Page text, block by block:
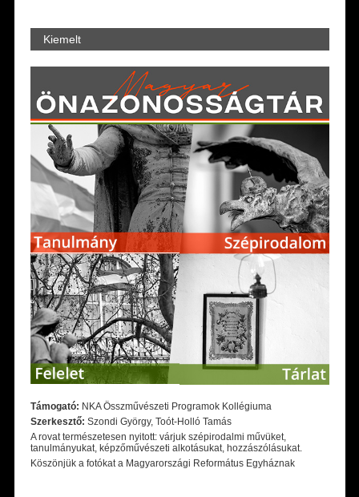
Kiemelt
Támogató: NKA Összművészeti Programok Kollégiuma
Szerkesztő: Szondi György, Toót-Holló Tamás
A rovat természetesen nyitott: várjuk szépirodalmi művüket,
tanulmányukat, képzőművészeti alkotásukat, hozzászólásukat.
Köszönjük a fotókat a Magyarországi Református Egyháznak